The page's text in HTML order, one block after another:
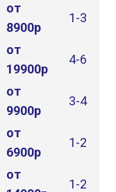
от
8900р
1-3
от
19900р
4-6
от
9900р
3-4
от
6900р
1-2
от
1-2